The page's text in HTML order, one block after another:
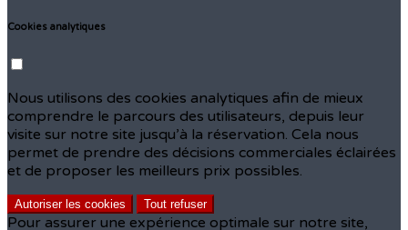
Cookies analytiques
Nous utilisons des cookies analytiques afin de mieux
comprendre le parcours des utilisateurs, depuis leur
visite sur notre site jusqu’à la réservation. Cela nous
permet de prendre des décisions commerciales éclairées
et de proposer les meilleurs prix possibles.
Autoriser les cookies Tout refuser
Pour assurer une expérience optimale sur notre site,